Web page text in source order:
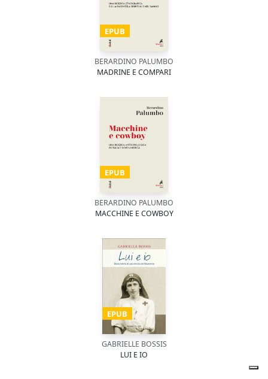
EPUB
BERARDINO PALUMBO
MADRINE E COMPARI
EPUB
BERARDINO PALUMBO
MACCHINE E COWBOY
EPUB
GABRIELLE BOSSIS
LUI E IO